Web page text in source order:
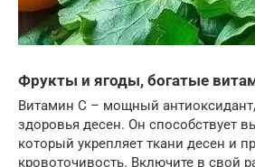
Фрукты и ягоды, богатые
Витамин C – мощный
здоровья десен. Он способствует
который укрепляет ткани десен и
кровоточивость. Включите в свой